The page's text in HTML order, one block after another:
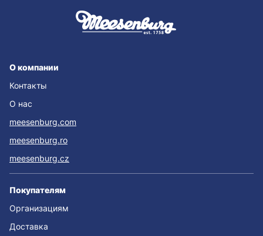
О компании
Контакты
О нас
meesenburg.com
meesenburg.ro
meesenburg.cz
Покупателям
Организациям
Доставка